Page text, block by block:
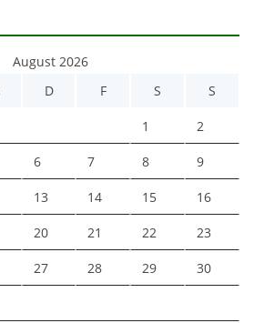
August 2026
D F S S
1 2
6 7 8 9
13 14 15 16
20 21 22 23
27 28 29 30